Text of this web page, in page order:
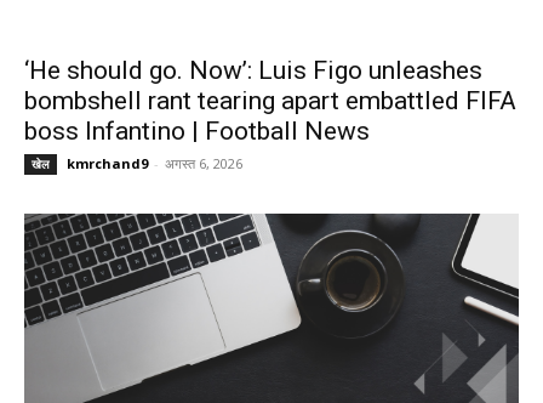
‘He should go. Now’: Luis Figo unleashes
bombshell rant tearing apart embattled FIFA
boss Infantino | Football News
खेल kmrchand9 - अगस्त 6, 2026